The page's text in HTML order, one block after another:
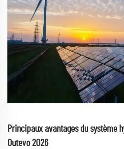
Principaux avantages du système
Outevo 2026